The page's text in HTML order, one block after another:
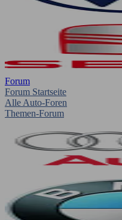
Forum
Forum Startseite
Alle Auto-Foren
Themen-Forum